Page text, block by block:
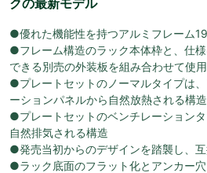
●優れた機能性を持つアルミフレーム
●フレーム構造のラック本体枠と、仕
できる別売の外装板を組み合わせて使用
●プレートセットのノーマルタイプは
ーションパネルから自然放熱される構造
●プレートセットのベンチレーション
自然排気される構造
●発売当初からのデザインを踏襲し、
●ラック底面のフラット化とアンカー